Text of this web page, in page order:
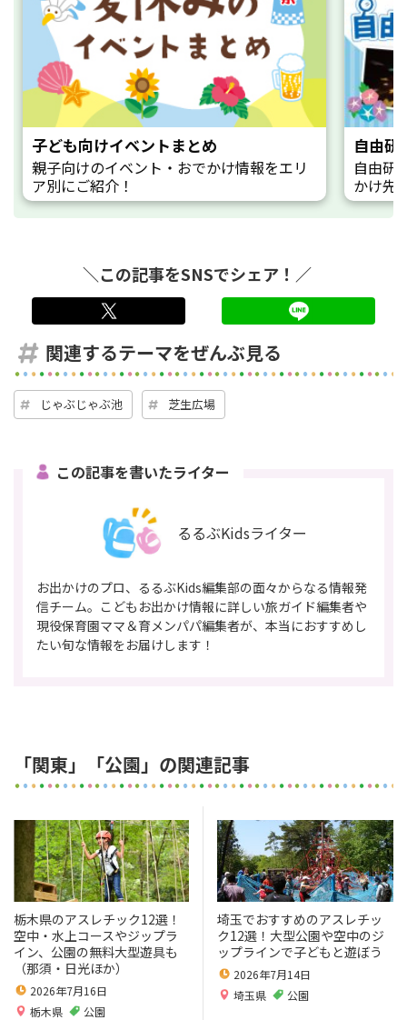
子ども向けイベントまとめ
親子向けのイベント・おでかけ情報をエリ
ア別にご紹介！
自由研
自由研
かけ先
＼この記事をSNSでシェア！／
関連するテーマをぜんぶ見る
じゃぶじゃぶ池 芝生広場
この記事を書いたライター
るるぶKidsライター
お出かけのプロ、るるぶKids編集部の面々からなる情報発
信チーム。こどもお出かけ情報に詳しい旅ガイド編集者や
現役保育園ママ＆育メンパパ編集者が、本当におすすめし
たい旬な情報をお届けします！
「関東」「公園」の関連記事
栃木県のアスレチック12選！
空中・水上コースやジップラ
イン、公園の無料大型遊具も
（那須・日光ほか）
2026年7月16日
栃木県
公園
埼玉でおすすめのアスレチッ
ク12選！大型公園や空中のジ
ップラインで子どもと遊ぼう
2026年7月14日
埼玉県
公園